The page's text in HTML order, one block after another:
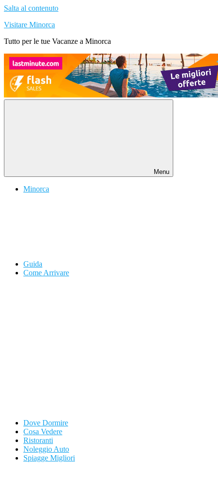
Salta al contenuto
Visitare Minorca
Tutto per le tue Vacanze a Minorca
Menu
Minorca
Guida
Come Arrivare
Dove Dormire
Cosa Vedere
Ristoranti
Noleggio Auto
Spiagge Migliori